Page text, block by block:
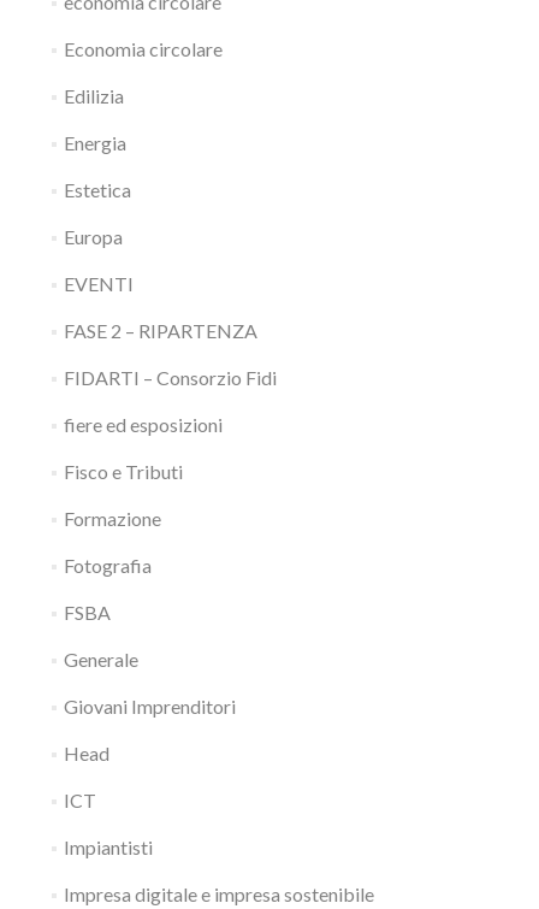
Economia circolare
Edilizia
Energia
Estetica
Europa
EVENTI
FASE 2 – RIPARTENZA
FIDARTI – Consorzio Fidi
fiere ed esposizioni
Fisco e Tributi
Formazione
Fotografia
FSBA
Generale
Giovani Imprenditori
Head
ICT
Impiantisti
Impresa digitale e impresa sostenibile